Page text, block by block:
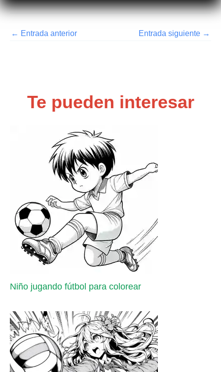
← Entrada anterior Entrada siguiente →
Te pueden interesar
Niño jugando fútbol para colorear